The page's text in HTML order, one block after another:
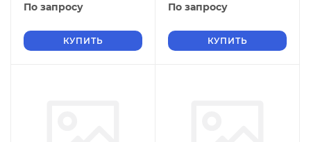
По запросу
КУПИТЬ
По запросу
КУПИТЬ